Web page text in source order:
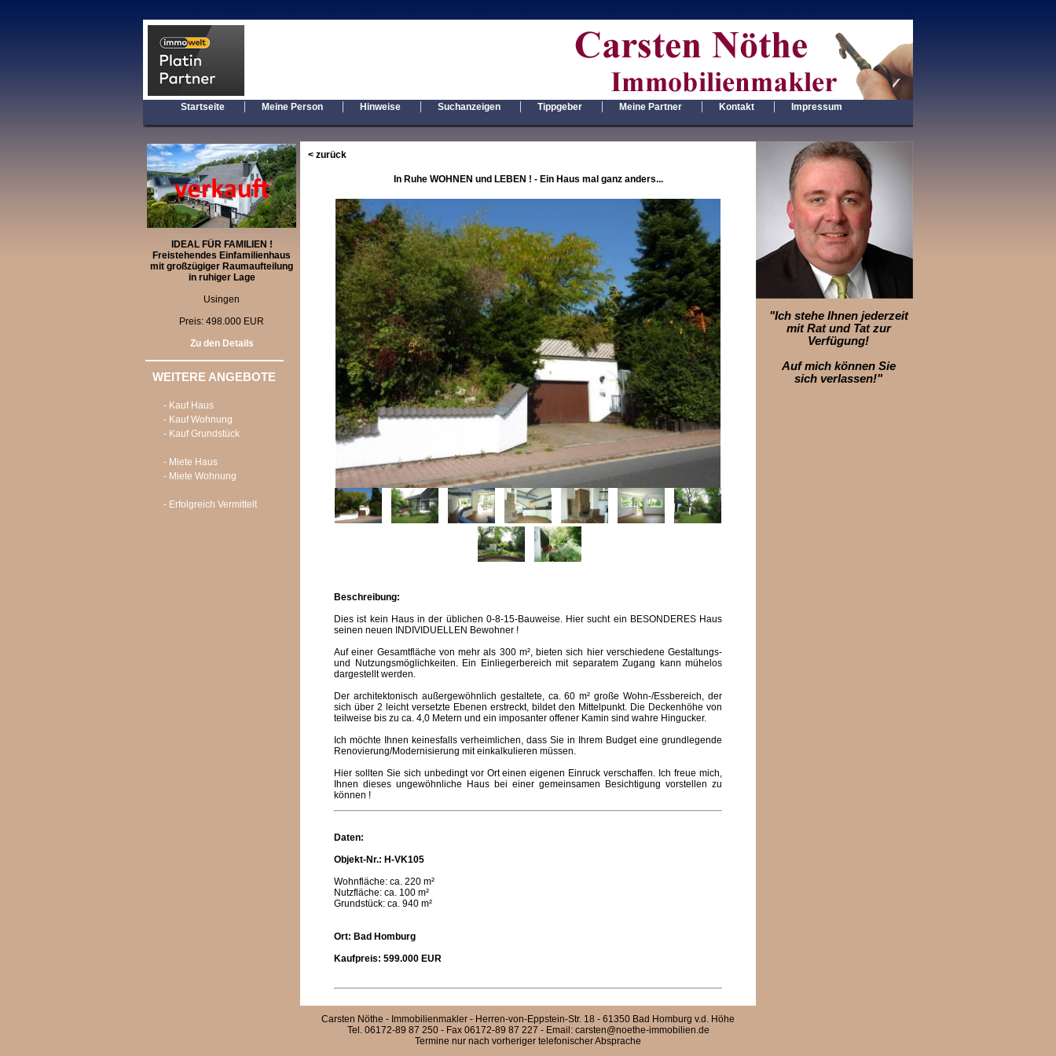
Startseite | Meine Person | Hinweise | Suchanzeigen | Tippgeber | Meine Partner | Kontakt | Impressum
< zurück
In Ruhe WOHNEN und LEBEN ! - Ein Haus mal ganz anders...
Beschreibung:
Dies ist kein Haus in der üblichen 0-8-15-Bauweise. Hier sucht ein BESONDERES Haus
seinen neuen INDIVIDUELLEN Bewohner !
Auf einer Gesamtfläche von mehr als 300 m², bieten sich hier verschiedene Gestaltungs-
und Nutzungsmöglichkeiten. Ein Einliegerbereich mit separatem Zugang kann mühelos
dargestellt werden.
Der architektonisch außergewöhnlich gestaltete, ca. 60 m² große Wohn-/Essbereich, der
sich über 2 leicht versetzte Ebenen erstreckt, bildet den Mittelpunkt. Die Deckenhöhe von
teilweise bis zu ca. 4,0 Metern und ein imposanter offener Kamin sind wahre Hingucker.
Ich möchte Ihnen keinesfalls verheimlichen, dass Sie in Ihrem Budget eine grundlegende
Renovierung/Modernisierung mit einkalkulieren müssen.
Hier sollten Sie sich unbedingt vor Ort einen eigenen Einruck verschaffen. Ich freue mich,
Ihnen dieses ungewöhnliche Haus bei einer gemeinsamen Besichtigung vorstellen zu
können !
Daten:
Objekt-Nr.: H-VK105
Wohnfläche: ca. 220 m²
Nutzfläche: ca. 100 m²
Grundstück: ca. 940 m²
Ort: Bad Homburg
Kaufpreis: 599.000 EUR
"Ich stehe Ihnen jederzeit
mit Rat und Tat zur
Verfügung!
Auf mich können Sie
sich verlassen!"
IDEAL FÜR FAMILIEN !
Freistehendes Einfamilienhaus
mit großzügiger Raumaufteilung
in ruhiger Lage
Usingen
Preis: 498.000 EUR
Zu den Details
WEITERE ANGEBOTE
- Kauf Haus
- Kauf Wohnung
- Kauf Grundstück
- Miete Haus
- Miete Wohnung
- Erfolgreich Vermittelt
Carsten Nöthe - Immobilienmakler - Herren-von-Eppstein-Str. 18 - 61350 Bad Homburg v.d. Höhe
Tel. 06172-89 87 250 - Fax 06172-89 87 227 - Email: carsten@noethe-immobilien.de
Termine nur nach vorheriger telefonischer Absprache